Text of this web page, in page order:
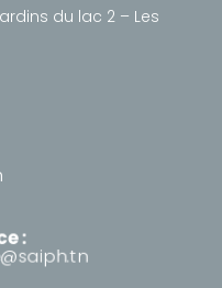
du lac 2 – Les
: